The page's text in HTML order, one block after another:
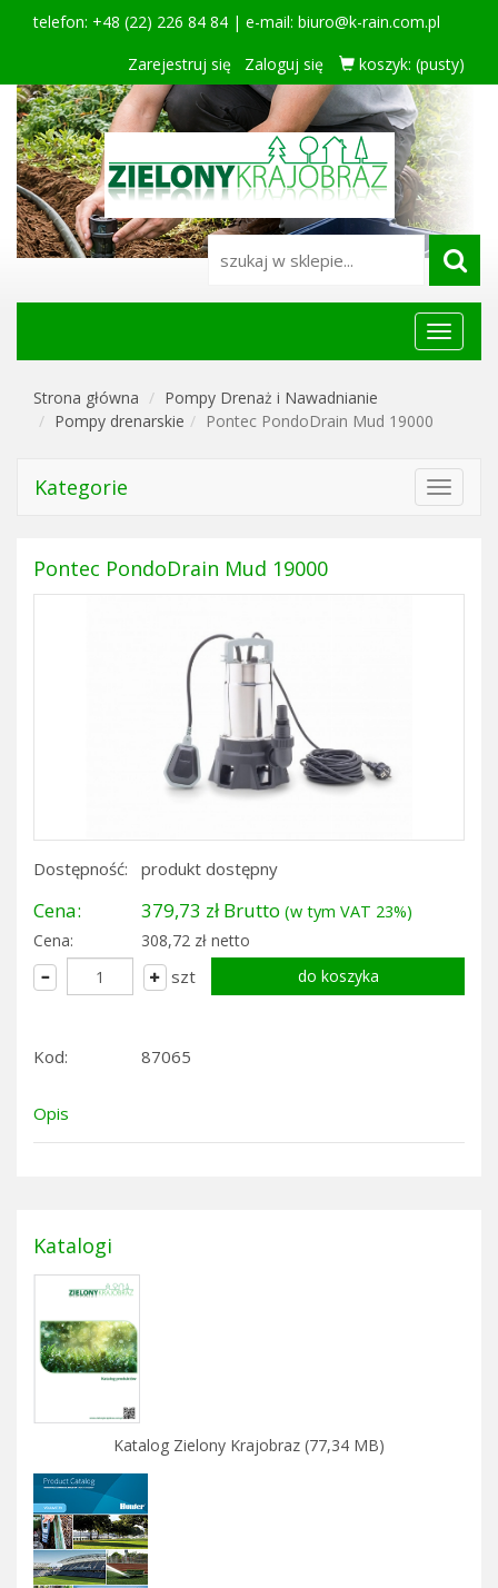
telefon: +48 (22) 226 84 84 | e-mail: biuro@k-rain.com.pl
Zarejestruj się
Zaloguj się koszyk: (pusty)
Menu
główne
Strona główna
Pompy Drenaż i Nawadnianie
Pompy drenarskie
Pontec PondoDrain Mud 19000
Kategorie
Toggle
Pontec PondoDrain Mud 19000
Dostępność: produkt dostępny
Cena: 379,73 zł Brutto (w tym VAT 23%)
Cena:
308,72 zł netto
szt
Kod: 87065
Opis
Katalogi
Katalog Zielony Krajobraz (77,34 MB)